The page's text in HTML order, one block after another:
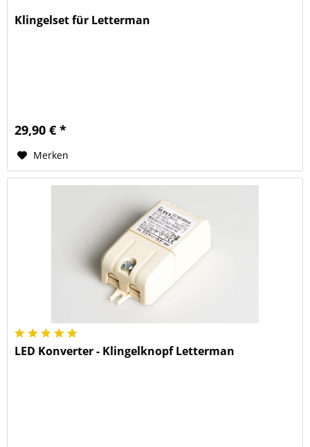
Klingelset für Letterman
29,90 € *
Merken
LED Konverter - Klingelknopf Letterman